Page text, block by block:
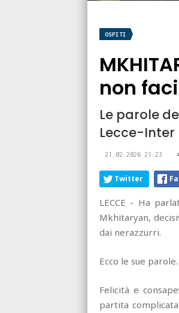
OSPITI
non
Le parole
Lecce-Inter
21.02.2026 21:23
Twitter
LECCE - Ha
Mkhitaryan,
dai nerazzurri.
Ecco le sue parole.
Felicità e
partita